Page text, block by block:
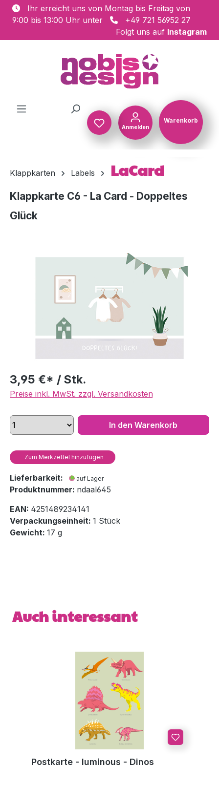
Zum Hauptinhalt springen
Ihr erreicht uns von Montag bis Freitag von
9:00 bis 13:00 Uhr unter
+49 721 56952 27
Folgt uns auf Instagram
Anmelden
Warenkorb
Klappkarten Labels LaCard
Klappkarte C6 - La Card - Doppeltes
Glück
Bildergalerie überspringen
3,95 €* / Stk.
Preise inkl. MwSt. zzgl. Versandkosten
In den Warenkorb
Zum Merkzettel hinzufügen
Lieferbarkeit: auf Lager
Produktnummer: ndaal645
EAN: 4251489234141
Verpackungseinheit: 1 Stück
Gewicht: 17 g
Produktgalerie überspringen
Auch interessant
Postkarte - luminous - Dinos